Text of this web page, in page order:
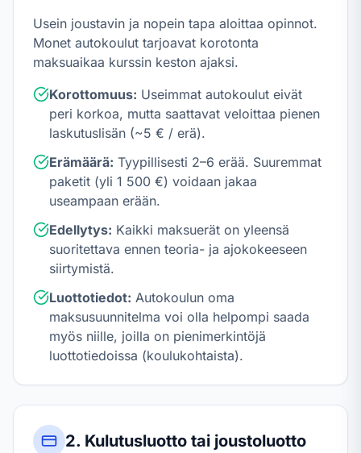
Usein joustavin ja nopein tapa aloittaa opinnot.
Monet autokoulut tarjoavat korotonta
maksuaikaa kurssin keston ajaksi.
Korottomuus: Useimmat autokoulut eivät
peri korkoa, mutta saattavat veloittaa pienen
laskutuslisän (~5 € / erä).
Erämäärä: Tyypillisesti 2–6 erää. Suuremmat
paketit (yli 1 500 €) voidaan jakaa
useampaan erään.
Edellytys: Kaikki maksuerät on yleensä
suoritettava ennen teoria- ja ajokokeeseen
siirtymistä.
Luottotiedot: Autokoulun oma
maksusuunnitelma voi olla helpompi saada
myös niille, joilla on pienimerkintöjä
luottotiedoissa (koulukohtaista).
2. Kulutusluotto tai joustoluotto